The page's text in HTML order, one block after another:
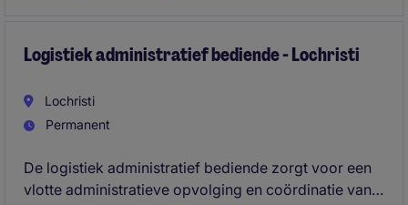
Logistiek administratief bediende - Lochristi
Lochristi
Permanent
De logistiek administratief bediende zorgt voor een
vlotte administratieve opvolging en coördinatie van